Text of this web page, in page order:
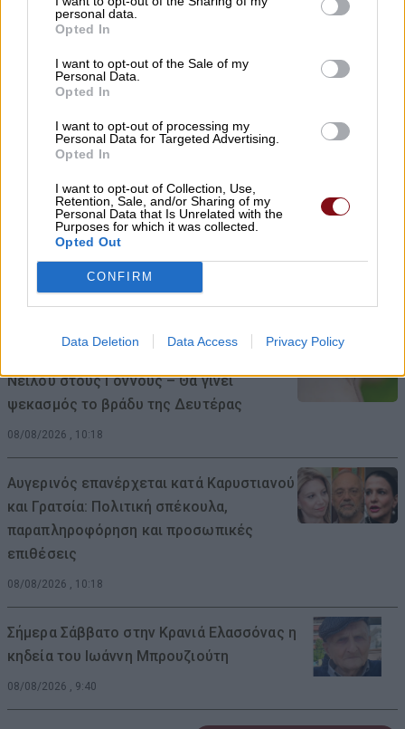
personal data.
Opted In
I want to opt-out of the Sale of my
Personal Data.
Opted In
I want to opt-out of processing my
Personal Data for Targeted Advertising.
Opted In
I want to opt-out of Collection, Use,
Retention, Sale, and/or Sharing of my
Personal Data that Is Unrelated with the
Purposes for which it was collected.
Opted Out
CONFIRM
Data Deletion Data Access Privacy Policy
08/08/2026 , 12:40
Χρ. Καπετάνος: «Ένα αίτημα 25 ετών
χρηματοδότηση 1,2 εκατ. € για το
Δημοτικό Κτίριο Συκουρίου»
08/08/2026 , 10:53
ΣΥΦΩΕΛ: Χάθηκαν 153,74 εκατ. € για τις
μπαταρίες – Μεγάλη απώλεια για τις
μικρές επιχειρήσεις
08/08/2026 , 10:38
Νείλου στους Γόννους – Θα γίνει
ψεκασμός το βράδυ της Δευτέρας
08/08/2026 , 10:18
Αυγερινός επανέρχεται κατά Καρυστιανού
και Γρατσία: Πολιτική σπέκουλα,
παραπληροφόρηση και προσωπικές
επιθέσεις
08/08/2026 , 10:18
Σήμερα Σάββατο στην Κρανιά Ελασσόνας η
κηδεία του Ιωάννη Μπρουζιούτη
08/08/2026 , 9:40